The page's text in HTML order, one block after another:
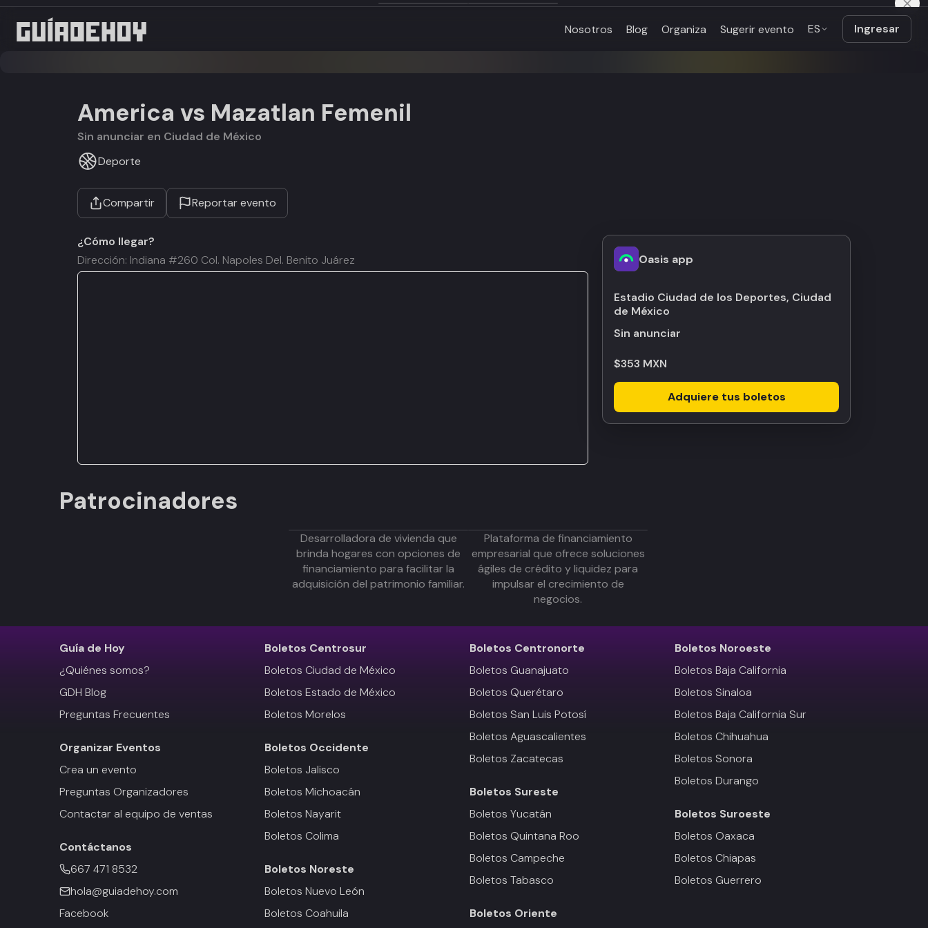
Nosotros Blog Organiza Sugerir evento ES Ingresar
America vs Mazatlan Femenil
Sin anunciar en Ciudad de México
Deporte
Compartir Reportar evento
Oasis app
Estadio Ciudad de los Deportes, Ciudad
de México
Sin anunciar
$353 MXN
Adquiere tus boletos
¿Cómo llegar?
Dirección: Indiana #260 Col. Napoles Del. Benito Juárez
Patrocinadores
Desarrolladora de vivienda que
brinda hogares con opciones de
financiamiento para facilitar la
adquisición del patrimonio familiar.
Plataforma de financiamiento
empresarial que ofrece soluciones
ágiles de crédito y liquidez para
impulsar el crecimiento de
negocios.
Guía de Hoy
¿Quiénes somos?
GDH Blog
Preguntas Frecuentes
Organizar Eventos
Crea un evento
Preguntas Organizadores
Contactar al equipo de ventas
Contáctanos
667 471 8532
hola@guiadehoy.com
Facebook
Boletos Centrosur
Boletos Ciudad de México
Boletos Estado de México
Boletos Morelos
Boletos Occidente
Boletos Jalisco
Boletos Michoacán
Boletos Nayarit
Boletos Colima
Boletos Noreste
Boletos Nuevo León
Boletos Coahuila
Boletos Centronorte
Boletos Guanajuato
Boletos Querétaro
Boletos San Luis Potosí
Boletos Aguascalientes
Boletos Zacatecas
Boletos Sureste
Boletos Yucatán
Boletos Quintana Roo
Boletos Campeche
Boletos Tabasco
Boletos Oriente
Boletos Noroeste
Boletos Baja California
Boletos Sinaloa
Boletos Baja California Sur
Boletos Chihuahua
Boletos Sonora
Boletos Durango
Boletos Suroeste
Boletos Oaxaca
Boletos Chiapas
Boletos Guerrero